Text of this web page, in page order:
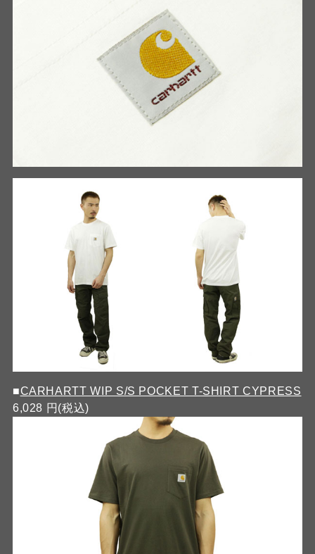
■CARHARTT WIP S/S POCKET T-SHIRT CYPRESS
6,028 円(税込)